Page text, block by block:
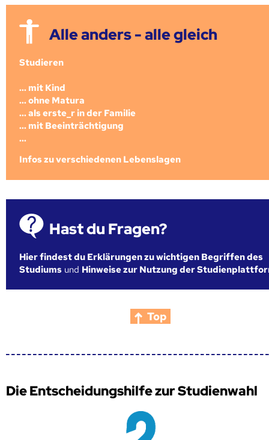
Alle anders - alle gleich
Studieren
... mit Kind
... ohne Matura
... als erste_r in der Familie
... mit Beeinträchtigung
...
Infos zu verschiedenen Lebenslagen
Hast du Fragen?
Hier findest du Erklärungen zu wichtigen Begriffen des
Studiums und Hinweise zur Nutzung der
Top
Die Entscheidungshilfe zur Studienwahl